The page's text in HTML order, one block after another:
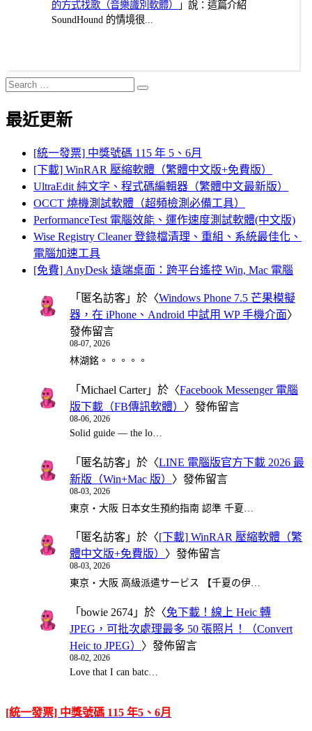
的方式找歌（音樂識別軟體）
」說：這篇介紹
SoundHound 的情境很...
Search
for:
Search
最近更新
[統一發票] 中獎號碼 115 年 5、6月
[下載] WinRAR 壓縮軟體（繁體中文版+免費版）
UltraEdit 純文字、程式碼編輯器（繁體中文最新版）
OCCT 燒機測試軟體（超頻檢測必備工具）
PerformanceTest 電腦效能、運作速度測試軟體(中文版)
Wise Registry Cleaner 登錄檔清理、重組、系統最佳化、
電腦加速工具
[免費] AnyDesk 遠端桌面：跨平台遙控 Win, Mac 電腦
「 匿名訪客 」於〈Windows Phone 7.5 芒果模擬
器，在 iPhone、Android 中試用 WP 手機介面〉
發佈留言
08-07, 2026
林湖銘。。。。。
「 Michael Carter」於〈Facebook Messenger 電腦
版下載（FB傳訊軟體） 〉發佈留言
08-06, 2026
Solid guide — the lo…
「 匿名訪客 」於〈LINE 電腦版官方下載 2026 最
新版（Win+Mac 版） 〉發佈留言
08-03, 2026
東京・大阪 日本女生預約指南 認準 千夏…
「 匿名訪客 」於〈[下載] WinRAR 壓縮軟體（繁
體中文版+免費版） 〉發佈留言
08-03, 2026
東京・大阪 高級派遣サービス 【千夏の伊…
「 bowie 2674 」於〈免下載！線上 Heic 轉
JPEG，可批次處理最多 50 張照片！（Convert
Heic to JPEG） 〉發佈留言
08-02, 2026
Love that I can batc…
[統一發票] 中獎號碼 115 年5、6月